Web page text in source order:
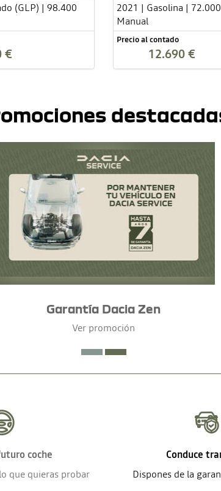
(GLP) | 98.400
€
2021 | Gasolina |
Manual
Precio al contado
12.690 €
Garantía Dacia Zen
Ver promoción
coche
que quieras probar
Conduce
Dispones de la